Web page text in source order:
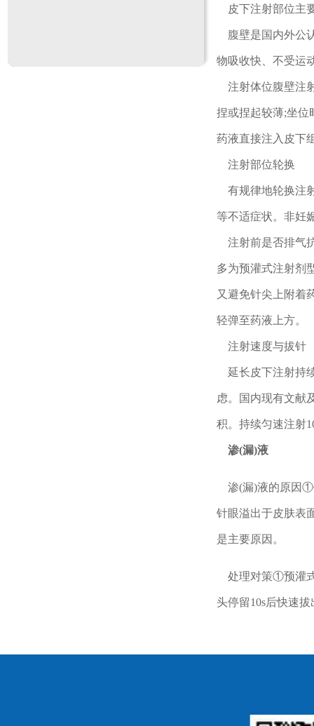
皮下注射部位主
腹壁是国内外公
物吸收快、不受运
注射体位腹壁注
捏或捏起较薄;坐位
药液直接注入皮下
注射部位轮换
有规律地轮换注
等不适症状。非妊
注射前是否排气
多为预灌式注射剂
又避免针尖上附着
轻弹至药液上方。
注射速度与拔针
延长皮下注射持
虑。国内现有文献
积。持续匀速注射
渗(漏)液
渗(漏)液的原因①
针眼溢出于皮肤表
是主要原因。
处理对策①预灌式
头停留10s后快速